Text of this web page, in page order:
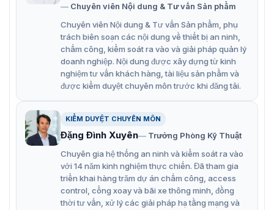
Camera mạng cố định Hikvision DS-2CD3T25G0-4IS(B)
Đặc điểm chính của camera DS-
2CD3T25G0-4IS(B)
Chất lượng hình ảnh
Hình ảnh rõ ràng ngay cả khi ngược sáng mạnh với công
nghệ WDR thực 120 dB, camera có thể cân bằng ánh
sáng trong khung hình, loại bỏ hiện tượng chói sáng và
ghi lại hình ảnh chi tiết ngay cả trong điều kiện ngược
Chuyên viên Nội dung & Tư vấn Sản phẩm
Chuyên viên Nội dung & Tư vấn Sản phẩm, phụ
trách biên soạn các nội dung về thiết bị an ninh,
chấm công, kiểm soát ra vào và giải pháp quản lý
doanh nghiệp. Nội dung được xây dựng từ kinh
nghiệm tư vấn khách hàng, tài liệu sản phẩm và
được kiểm duyệt chuyên môn trước khi đăng tải.
KIỂM DUYỆT CHUYÊN MÔN
Đặng Đình Xuyên
Trưởng Phòng Kỹ Thuật
Chuyên gia hệ thống an ninh và kiểm soát ra vào
với 14 năm kinh nghiệm thực chiến. Đã tham gia
triển khai hàng trăm dự án chấm công, access
control, cổng xoay và bãi xe thông minh, đồng
thời tư vấn, xử lý các giải pháp hạ tầng mạng và